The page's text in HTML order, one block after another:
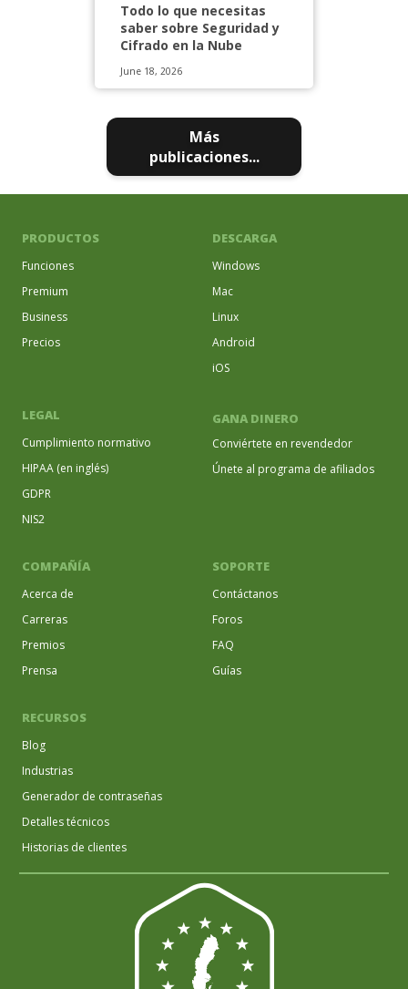
Todo lo que necesitas
saber sobre Seguridad y
Cifrado en la Nube
June 18, 2026
Más
publicaciones...
PRODUCTOS
Funciones
Premium
Business
Precios
DESCARGA
Windows
Mac
Linux
Android
iOS
LEGAL
Cumplimiento normativo
HIPAA (en inglés)
GDPR
NIS2
GANA DINERO
Conviértete en revendedor
Únete al programa de afiliados
COMPAÑÍA
Acerca de
Carreras
Premios
Prensa
SOPORTE
Contáctanos
Foros
FAQ
Guías
RECURSOS
Blog
Industrias
Generador de contraseñas
Detalles técnicos
Historias de clientes